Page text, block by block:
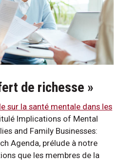
de richesse »
sur la santé mentale dans les
Implications of Mental
and Family Businesses:
Agenda, prélude à notre
que les membres de la